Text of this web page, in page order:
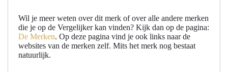
Wil je meer weten over dit merk of over alle andere merken
die je op de Vergelijker kan vinden? Kijk dan op de pagina:
De Merken. Op deze pagina vind je ook links naar de
websites van de merken zelf. Mits het merk nog bestaat
natuurlijk.